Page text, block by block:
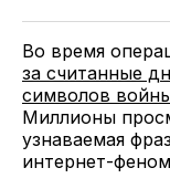
TwitterFacebook
Во время
за считанные
символов
Миллионы
узнаваемая
интернет-